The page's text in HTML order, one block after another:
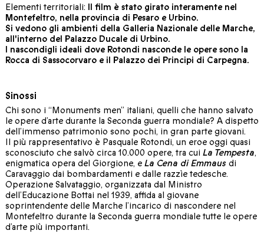
Elementi territoriali: Il film è stato girato interamente nel
Montefeltro, nella provincia di Pesaro e Urbino.
Si vedono gli ambienti della Galleria Nazionale delle Marche,
all'interno del Palazzo Ducale di Urbino.
I nascondigli ideali dove Rotondi nasconde le opere sono la
Rocca di Sassocorvaro e il Palazzo dei Principi di Carpegna.
Sinossi
Chi sono i “Monuments men” italiani, quelli che hanno salvato
le opere d’arte durante la Seconda guerra mondiale? A dispetto
dell’immenso patrimonio sono pochi, in gran parte giovani.
Il più rappresentativo è Pasquale Rotondi, un eroe oggi quasi
sconosciuto che salvò circa 10.000 opere, tra cui La Tempesta,
enigmatica opera del Giorgione, e La Cena di Emmaus di
Caravaggio dai bombardamenti e dalle razzìe tedesche.
Operazione Salvataggio, organizzata dal Ministro
dell’Educazione Bottai nel 1939, affida al giovane
soprintendente delle Marche l’incarico di nascondere nel
Montefeltro durante la Seconda guerra mondiale tutte le opere
d’arte più importanti.